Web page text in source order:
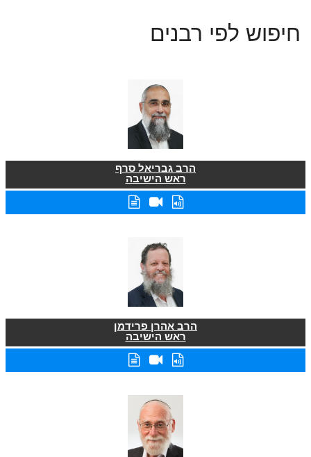
חיפוש לפי רבנים
הרב גבריאל סרף
ראש הישיבה
הרב אהרן פרידמן
ראש הישיבה